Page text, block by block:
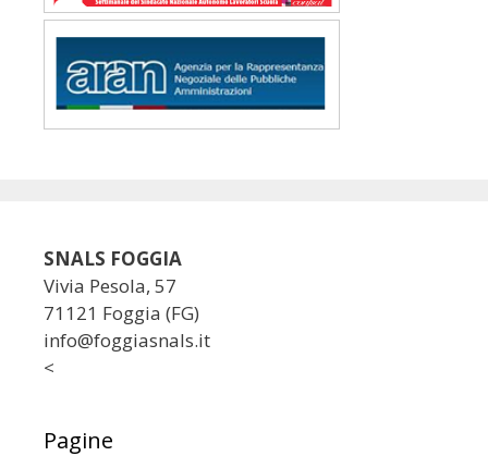
SNALS FOGGIA
Vivia Pesola, 57
71121 Foggia (FG)
info@foggiasnals.it
<
Pagine